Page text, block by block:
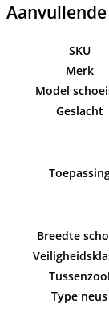
SKU
Merk
Model
Geslacht
Breedte
Tussenzool
Type neus